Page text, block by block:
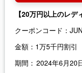
【20万円以上のレデ
クーポンコード：
金額： 1万5千円割引
期間： 2024年6月20